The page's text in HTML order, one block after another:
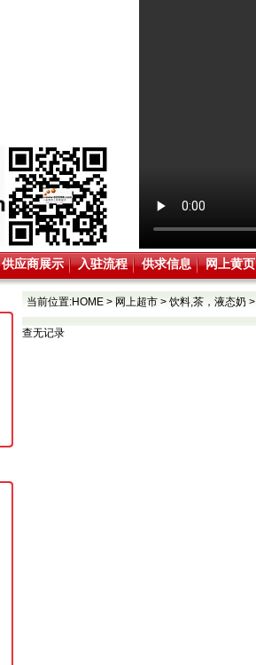
供应商展示 入驻流程 供求信息 网上黄页
当前位置:HOME> 网上超市> 饮料,茶，液态奶 >
查无记录